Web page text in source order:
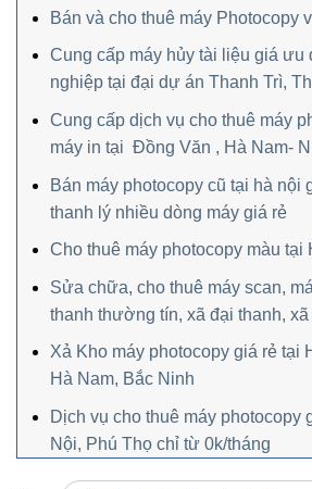
Bán và cho thuê máy Photocopy
Cung cấp máy hủy tài liệu giá ưu
nghiệp tại đại dự án Thanh Trì,
Cung cấp dịch vụ cho thuê máy
máy in tại Đồng Văn , Hà Nam-
Bán máy photocopy cũ tại hà nội
thanh lý nhiều dòng máy giá rẻ
Cho thuê máy photocopy màu tại
Sửa chữa, cho thuê máy scan,
thanh thường tín, xã đại thanh, xã
Xả Kho máy photocopy giá rẻ tại
Hà Nam, Bắc Ninh
Dịch vụ cho thuê máy photocopy
Nội, Phú Thọ chỉ từ 0k/tháng